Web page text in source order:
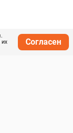
их
Согласен